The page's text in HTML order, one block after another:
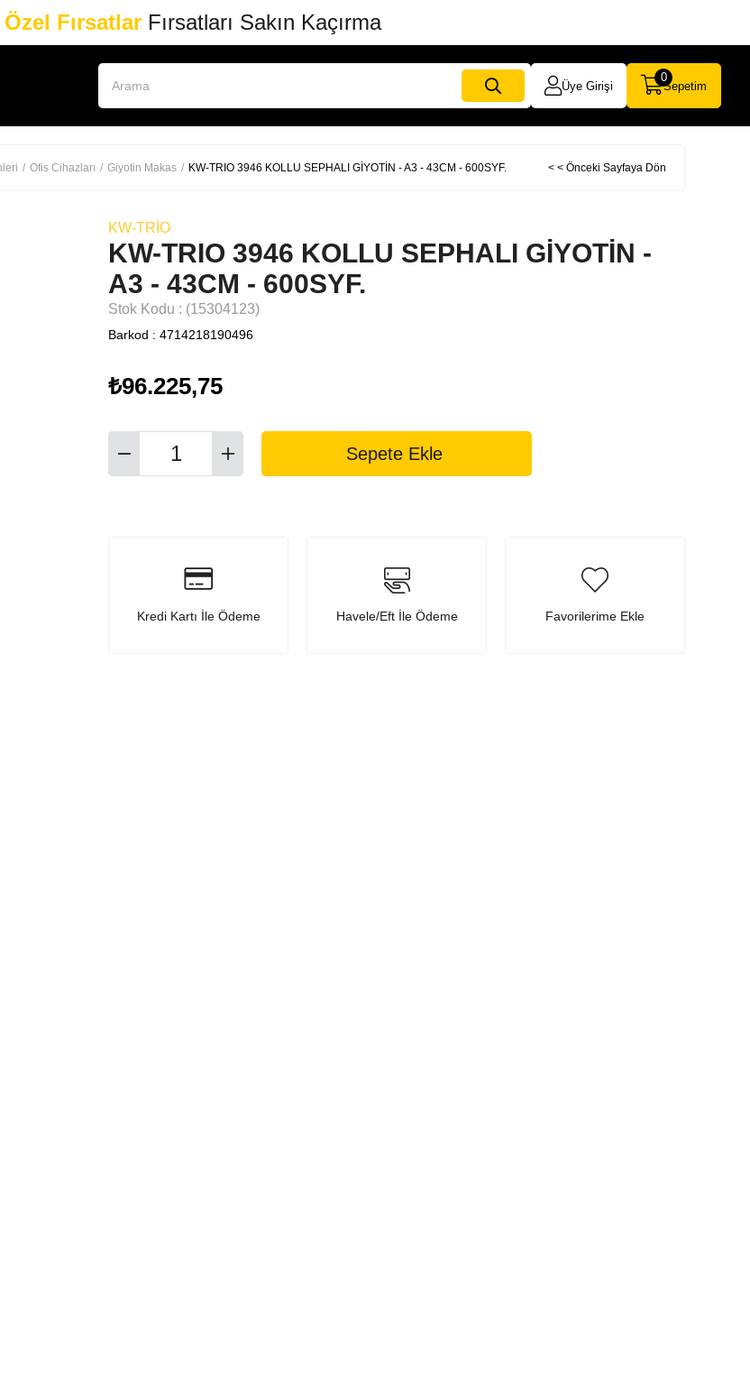
FırsatlarFırsatları Sakın Kaçırma
Üye Girişi Sepetim
0
Ofis Cihazları Giyotin Makas KW-TRIO 3946 KOLLU SEPHALI GİYOTİN - A3 - 43CM - 600SYF. < < Önceki Sayfaya Dön
KW-TRIO
KW-TRIO 3946 KOLLU SEPHALI GİYOTİN -
A3 - 43CM - 600SYF.
Stok Kodu (15304123)
Barkod : 4714218190496
₺96.225,75
Kredi Kartı İle Ödeme Havele/Eft İle Ödeme Favorilerime Ekle